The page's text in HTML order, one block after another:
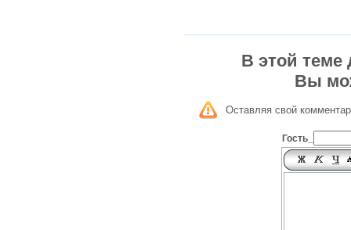
В этой теме
Вы
Оставляя свой
Гость_